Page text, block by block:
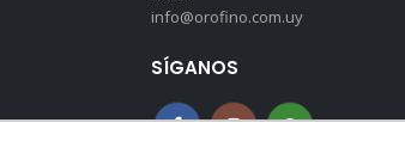
info@orofino.com.uy
SÍGANOS